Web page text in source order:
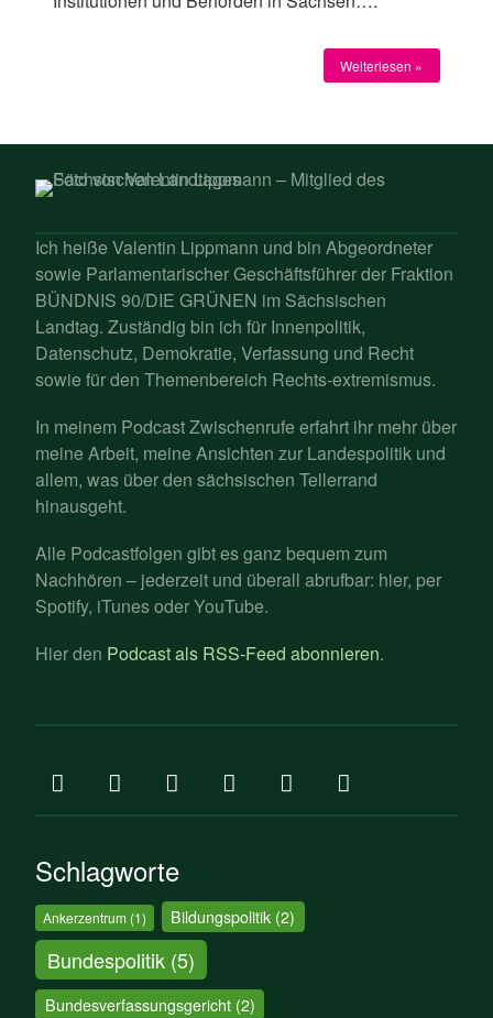
Weiterlesen »
Ich heiße Valentin Lippmann und bin Abgeordneter
sowie Parlamentarischer Geschäftsführer der Fraktion
BÜNDNIS 90/DIE GRÜNEN im Sächsischen
Landtag. Zuständig bin ich für Innenpolitik,
Datenschutz, Demokratie, Verfassung und Recht
sowie für den Themenbereich Rechts-extremismus.
In meinem Podcast Zwischenrufe erfahrt ihr mehr über
meine Arbeit, meine Ansichten zur Landespolitik und
allem, was über den sächsischen Tellerrand
hinausgeht.
Alle Podcastfolgen gibt es ganz bequem zum
Nachhören – jederzeit und überall abrufbar: hier, per
Spotify, iTunes oder YouTube.
Hier den Podcast als RSS-Feed abonnieren.
Schlagworte
Ankerzentrum (1) Bildungspolitik (2)
Bundespolitik(5)
Bundesverfassungsgericht(2)